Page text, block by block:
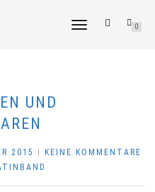
NAVIGATION
0
UND
2015
KEINE KOMMENTARE